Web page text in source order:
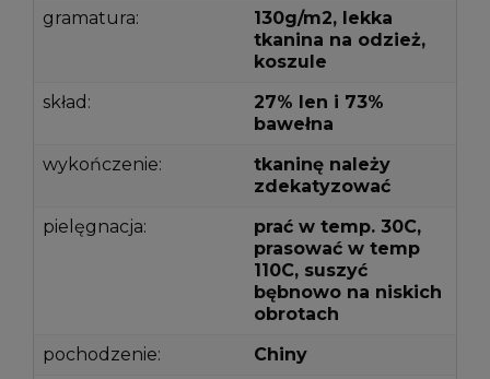
gramatura:
130g/m2, lekka
tkanina na odzież,
koszule
skład:
27% len i 73%
bawełna
wykończenie:
tkaninę należy
zdekatyzować
pielęgnacja:
prać w temp. 30C,
prasować w temp
110C, suszyć
bębnowo na niskich
obrotach
pochodzenie:
Chiny